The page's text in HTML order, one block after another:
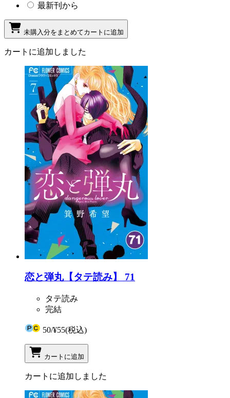
最新刊から
未購入分をまとめてカートに追加
カートに追加しました
恋と弾丸【タテ読み】 71
タテ読み
完結
50/¥55(税込)
カートに追加
カートに追加しました